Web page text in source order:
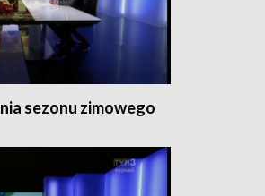
sezonu zimowego